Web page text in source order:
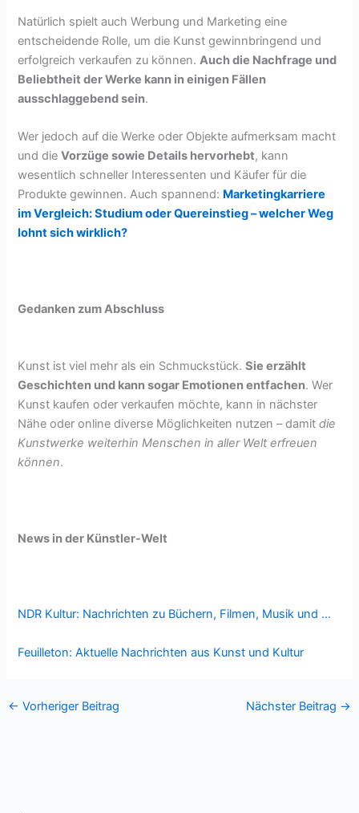
Natürlich spielt auch Werbung und Marketing eine
entscheidende Rolle, um die Kunst gewinnbringend und
erfolgreich verkaufen zu können. Auch die Nachfrage und
Beliebtheit der Werke kann in einigen Fällen
ausschlaggebend sein.
Wer jedoch auf die Werke oder Objekte aufmerksam macht
und dieVorzüge sowie Details hervorhebt, kann
wesentlich schneller Interessenten und Käufer für die
Produkte gewinnen. Auch spannend: Marketingkarriere
im Vergleich: Studium oder Quereinstieg – welcher Weg
lohnt sich wirklich?
Gedanken zum Abschluss
Kunst ist viel mehr als ein Schmuckstück.Sie erzählt
Geschichten und kann sogar Emotionen entfachen. Wer
Kunst kaufen oder verkaufen möchte, kann in nächster
Nähe oder online diverse Möglichkeiten nutzen – damitdie
Kunstwerke weiterhin Menschen in aller Welt erfreuen
können.
News in der Künstler-Welt
NDR Kultur: Nachrichten zu Büchern, Filmen, Musik und …
Feuilleton: Aktuelle Nachrichten aus Kunst und Kultur
← Vorheriger Beitrag Nächster Beitrag →